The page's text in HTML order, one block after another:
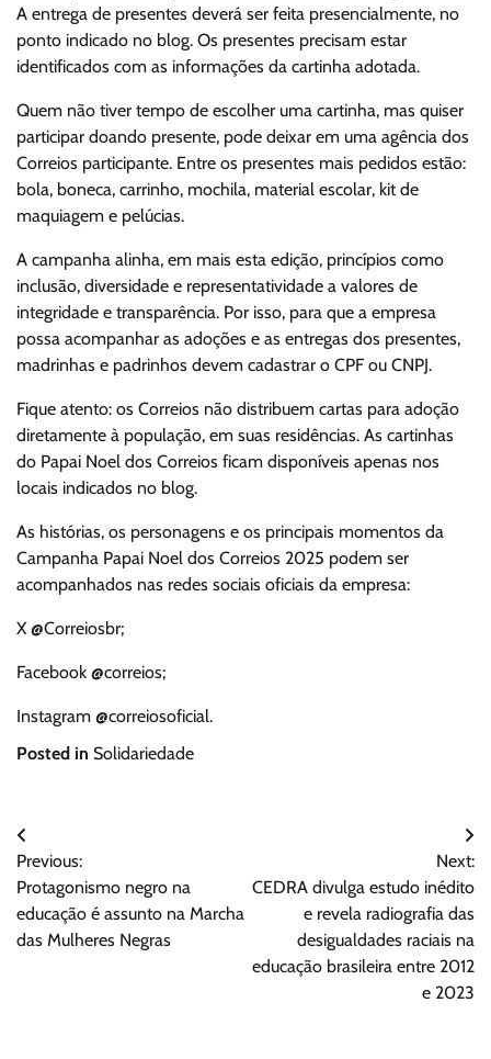
A entrega de presentes deverá ser feita presencialmente, no
ponto indicado no blog. Os presentes precisam estar
identificados com as informações da cartinha adotada.
Quem não tiver tempo de escolher uma cartinha, mas quiser
participar doando presente, pode deixar em uma agência dos
Correios participante. Entre os presentes mais pedidos estão:
bola, boneca, carrinho, mochila, material escolar, kit de
maquiagem e pelúcias.
A campanha alinha, em mais esta edição, princípios como
inclusão, diversidade e representatividade a valores de
integridade e transparência. Por isso, para que a empresa
possa acompanhar as adoções e as entregas dos presentes,
madrinhas e padrinhos devem cadastrar o CPF ou CNPJ.
Fique atento: os Correios não distribuem cartas para adoção
diretamente à população, em suas residências. As cartinhas
do Papai Noel dos Correios ficam disponíveis apenas nos
locais indicados no blog.
As histórias, os personagens e os principais momentos da
Campanha Papai Noel dos Correios 2025 podem ser
acompanhados nas redes sociais oficiais da empresa:
X @Correiosbr;
Facebook @correios;
Instagram @correiosoficial.
Posted in Solidariedade
Navegação
de
Post
Previous:
Protagonismo negro na
educação é assunto na Marcha
das Mulheres Negras
Next:
CEDRA divulga estudo inédito
e revela radiografia das
desigualdades raciais na
educação brasileira entre 2012
e 2023